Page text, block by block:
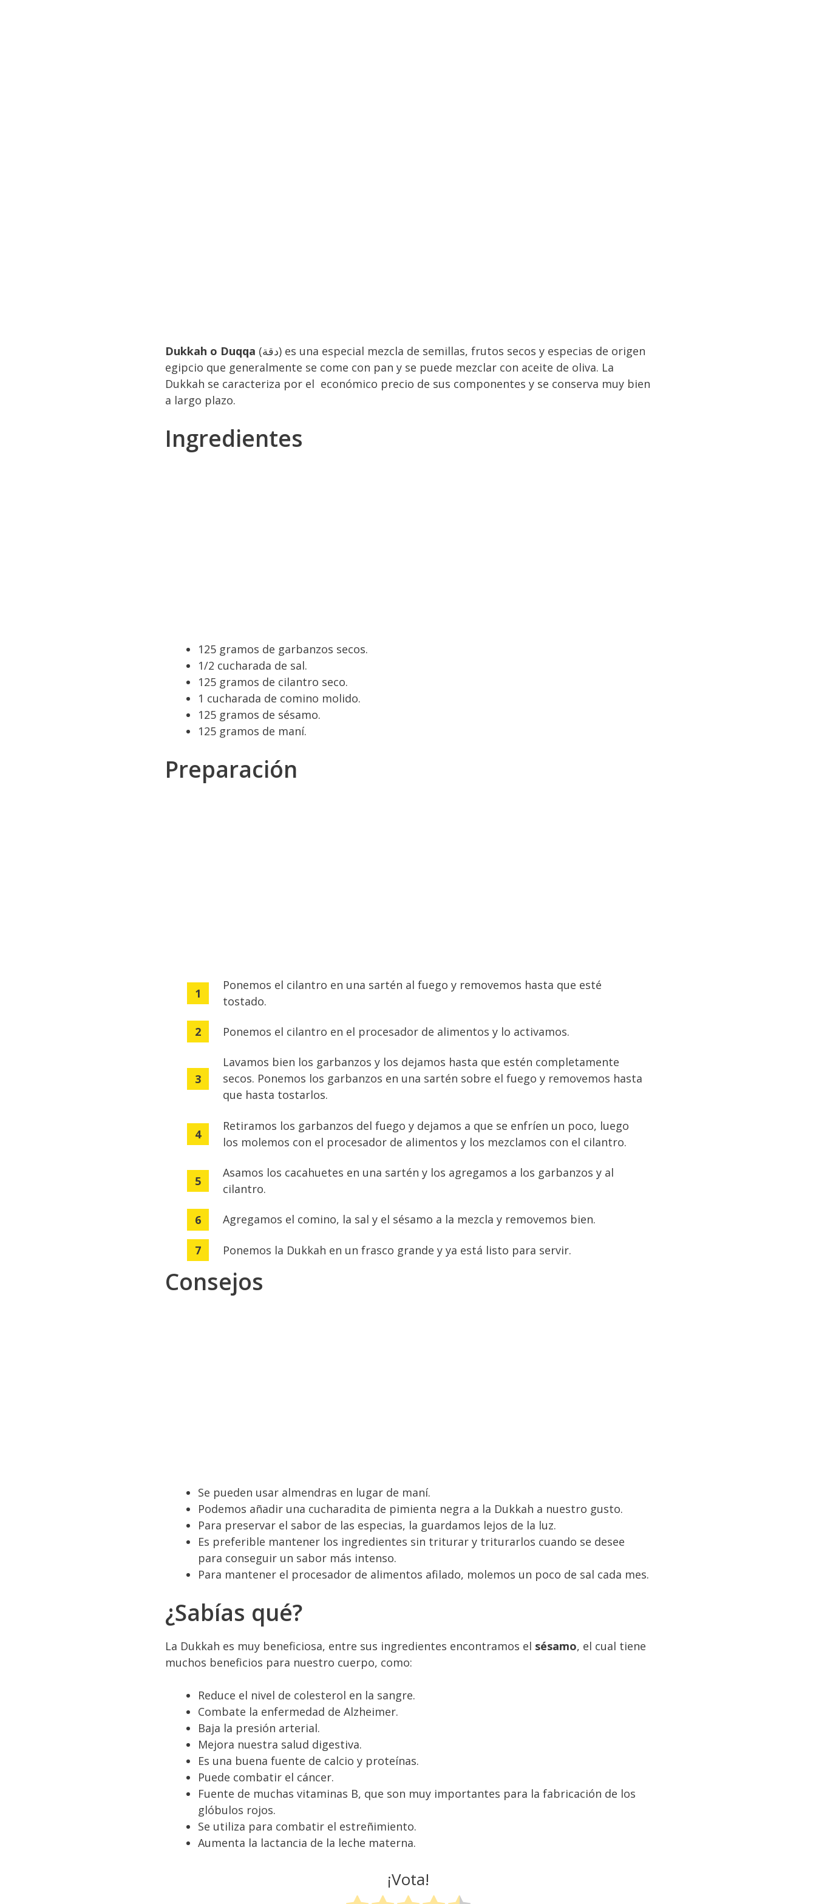
Dukkah o Duqqa (دقة) es una especial mezcla de semillas, frutos secos y especias de origen
egipcio que generalmente se come con pan y se puede mezclar con aceite de oliva. La
Dukkah se caracteriza por el económico precio de sus componentes y se conserva muy bien
a largo plazo.
Ingredientes
125 gramos de garbanzos secos.
1/2 cucharada de sal.
125 gramos de cilantro seco.
1 cucharada de comino molido.
125 gramos de sésamo.
125 gramos de maní.
Preparación
Ponemos el cilantro en una sartén al fuego y removemos hasta que esté
tostado.
Ponemos el cilantro en el procesador de alimentos y lo activamos.
Lavamos bien los garbanzos y los dejamos hasta que estén completamente
secos. Ponemos los garbanzos en una sartén sobre el fuego y removemos hasta
que hasta tostarlos.
Retiramos los garbanzos del fuego y dejamos a que se enfríen un poco, luego
los molemos con el procesador de alimentos y los mezclamos con el cilantro.
Asamos los cacahuetes en una sartén y los agregamos a los garbanzos y al
cilantro.
Agregamos el comino, la sal y el sésamo a la mezcla y removemos bien.
Ponemos la Dukkah en un frasco grande y ya está listo para servir.
Consejos
Se pueden usar almendras en lugar de maní.
Podemos añadir una cucharadita de pimienta negra a la Dukkah a nuestro gusto.
Para preservar el sabor de las especias, la guardamos lejos de la luz.
Es preferible mantener los ingredientes sin triturar y triturarlos cuando se desee
para conseguir un sabor más intenso.
Para mantener el procesador de alimentos afilado, molemos un poco de sal cada mes.
¿Sabías qué?
La Dukkah es muy beneficiosa, entre sus ingredientes encontramos el sésamo, el cual tiene
muchos beneficios para nuestro cuerpo, como:
Reduce el nivel de colesterol en la sangre.
Combate la enfermedad de Alzheimer.
Baja la presión arterial.
Mejora nuestra salud digestiva.
Es una buena fuente de calcio y proteínas.
Puede combatir el cáncer.
Fuente de muchas vitaminas B, que son muy importantes para la fabricación de los
glóbulos rojos.
Se utiliza para combatir el estreñimiento.
Aumenta la lactancia de la leche materna.
¡Vota!